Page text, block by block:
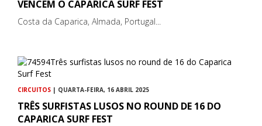
VENCEM O CAPARICA SURF FEST
Costa da Caparica, Almada, Portugal...
CIRCUITOS | QUARTA-FEIRA, 16 ABRIL 2025
TRÊS SURFISTAS LUSOS NO ROUND DE 16 DO
CAPARICA SURF FEST